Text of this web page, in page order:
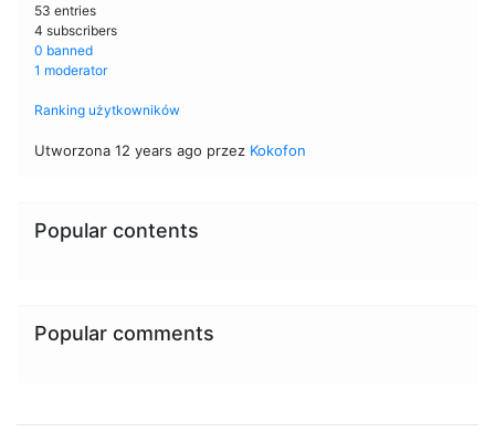
53 entries
4 subscribers
0 banned
1 moderator
Ranking użytkowników
Utworzona 12 years ago przez Kokofon
Popular contents
Popular comments